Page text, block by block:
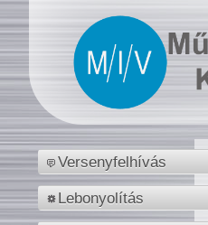
Versenyfelhívás
Lebonyolítás